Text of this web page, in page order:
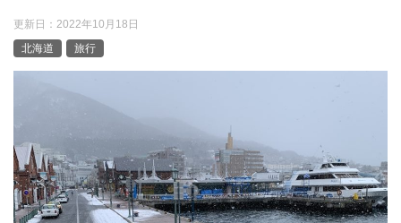
更新日： 2022年10月18日
北海道
旅行